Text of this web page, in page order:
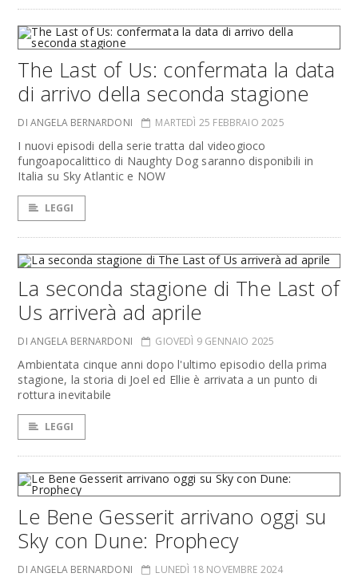
The Last of Us: confermata la data
di arrivo della seconda stagione
DI ANGELA BERNARDONI MARTEDÌ 25 FEBBRAIO 2025
I nuovi episodi della serie tratta dal videogioco
fungoapocalittico di Naughty Dog saranno disponibili in
Italia su Sky Atlantic e NOW
LEGGI
La seconda stagione di The Last of
Us arriverà ad aprile
DI ANGELA BERNARDONI GIOVEDÌ 9 GENNAIO 2025
Ambientata cinque anni dopo l'ultimo episodio della prima
stagione, la storia di Joel ed Ellie è arrivata a un punto di
rottura inevitabile
LEGGI
Le Bene Gesserit arrivano oggi su
Sky con Dune: Prophecy
DI ANGELA BERNARDONI LUNEDÌ 18 NOVEMBRE 2024